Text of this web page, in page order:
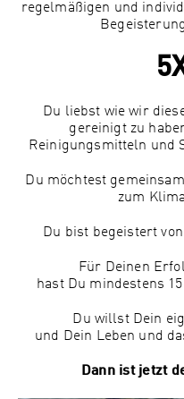
regelmäßigen und
Du liebst wie wir
gereinigt zu
Reinigungsmitteln und
Du möchtest
zum
Du bist begeistert
Für Deinen
hast Du mindestens
Du willst Dein
und Dein Leben und
Dann ist jetzt